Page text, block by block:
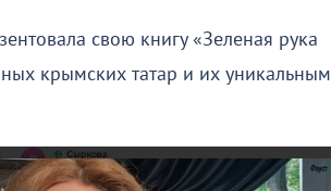
свою книгу «Зеленая рука
крымских татар и их уникальным